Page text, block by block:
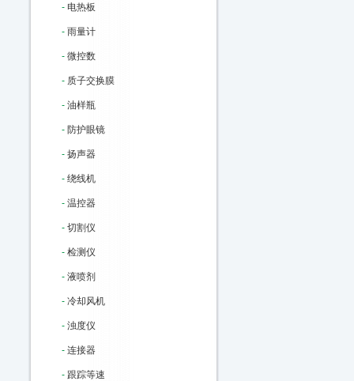
- 电热板
- 雨量计
- 微控数
- 质子交换膜
- 油样瓶
- 防护眼镜
- 扬声器
- 绕线机
- 温控器
- 切割仪
- 检测仪
- 液喷剂
- 冷却风机
- 浊度仪
- 连接器
- 跟踪等速